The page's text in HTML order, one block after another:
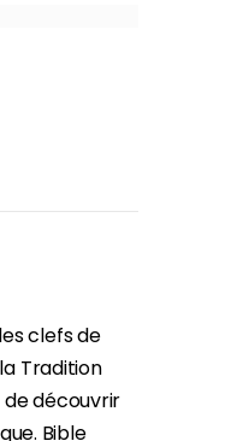
clefs de
Tradition
de découvrir
Bible